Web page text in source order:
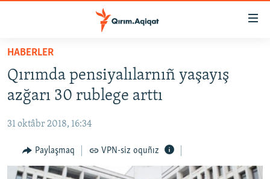
Esas
qaytmaq
Baş
navigatsiyağa
qaytmaq
qaytmaq
HABERLER
SİYASET
İQTİSADİYAT
CEMİYET
MEDENİYET
İNSAN AQLARI
HABERLER
Qırımda pensiyalılarnıñ yaşayış
azğarı 30 rublege arttı
31 oktâbr 2018, 16:34
Paylaşmaq VPN-siz oquñız